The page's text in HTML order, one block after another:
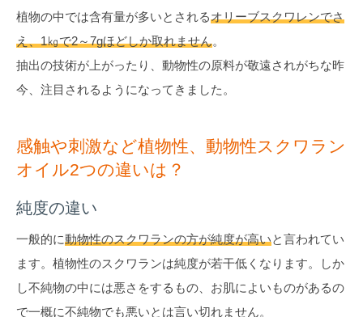
植物の中では含有量が多いとされるオリーブスクワレンでさ
え、1㎏で2～7gほどしか取れません。
抽出の技術が上がったり、動物性の原料が敬遠されがちな昨
今、注目されるようになってきました。
感触や刺激など植物性、動物性スクワラン
オイル2つの違いは？
純度の違い
一般的に動物性のスクワランの方が純度が高いと言われてい
ます。植物性のスクワランは純度が若干低くなります。しか
し不純物の中には悪さをするもの、お肌によいものがあるの
で一概に不純物でも悪いとは言い切れません。